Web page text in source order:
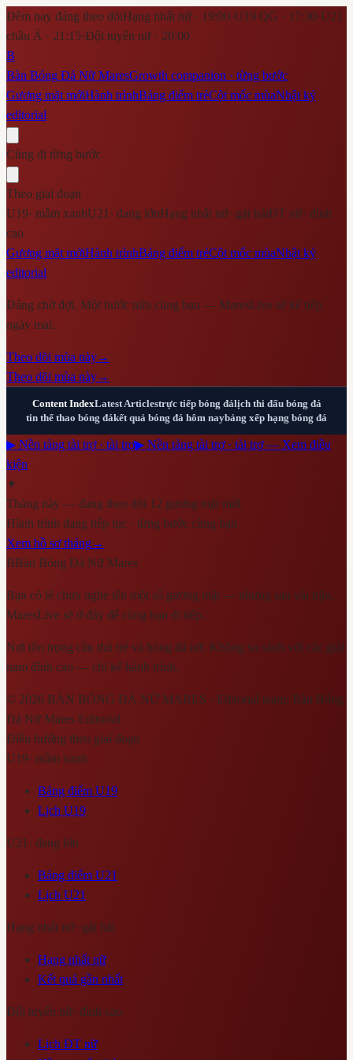
Đêm nay đáng theo dõiHạng nhất nữ · 19:00·U19 QG · 17:30·U21
châu Á · 21:15·Đội tuyển nữ · 20:00
B
Bàn Bóng Đá Nữ MaresGrowth companion · từng bước
Gương mặt mớiHành trìnhBảng điểm trẻCột mốc mùaNhật ký
editorial
Cùng đi từng bước
Theo giai đoạn
U19· mầm xanhU21 · đang lớnHạng nhất nữ· gặt háiĐT nữ· đỉnh
cao
Gương mặt mớiHành trìnhBảng điểm trẻCột mốc mùaNhật ký
editorial
Đáng chờ đợi. Một bước nữa cùng bạn — MaresLive sẽ kể tiếp
ngày mai.
Theo dõi mùa này→
Theo dõi mùa này→
Content IndexLatest Articlestrực tiếp bóng đálịch thi đấu bóng đá
tin thể thao bóng đákết quả bóng đá hôm naybảng xếp hạng bóng đá
▶ Nền tảng tài trợ · tài trợ▶ Nền tảng tài trợ · tài trợ — Xem điều
kiện
✦
Tháng này — đang theo dõi 12 gương mặt mới
Hành trình đang tiếp tục · từng bước cùng bạn
Xem hồ sơ tháng→
BBàn Bóng Đá Nữ Mares
Bạn có lẽ chưa nghe tên một số gương mặt — nhưng sau vài trận,
MaresLive sẽ ở đây để cùng bạn đi tiếp.
Nơi tôn trọng cầu thủ trẻ và bóng đá nữ. Không so sánh với các giải
nam đỉnh cao — chỉ kể hành trình.
© 2026 BÀN BÓNG ĐÁ NỮ MARES · Editorial team: Bàn Bóng
Đá Nữ Mares Editorial
Điều hướng theo giai đoạn
U19· mầm xanh
Bảng điểm U19
Lịch U19
U21 · đang lớn
Bảng điểm U21
Lịch U21
Hạng nhất nữ· gặt hái
Hạng nhất nữ
Kết quả gần nhất
Đội tuyển nữ· đỉnh cao
Lịch ĐT nữ